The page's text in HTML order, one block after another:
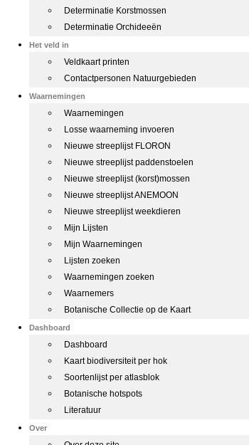
Determinatie Korstmossen
Determinatie Orchideeën
Het veld in
Veldkaart printen
Contactpersonen Natuurgebieden
Waarnemingen
Waarnemingen
Losse waarneming invoeren
Nieuwe streeplijst FLORON
Nieuwe streeplijst paddenstoelen
Nieuwe streeplijst (korst)mossen
Nieuwe streeplijst ANEMOON
Nieuwe streeplijst weekdieren
Mijn Lijsten
Mijn Waarnemingen
Lijsten zoeken
Waarnemingen zoeken
Waarnemers
Botanische Collectie op de Kaart
Dashboard
Dashboard
Kaart biodiversiteit per hok
Soortenlijst per atlasblok
Botanische hotspots
Literatuur
Over